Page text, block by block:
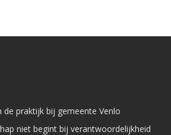
de praktijk bij gemeente Venlo
niet begint bij verantwoordelijkheid